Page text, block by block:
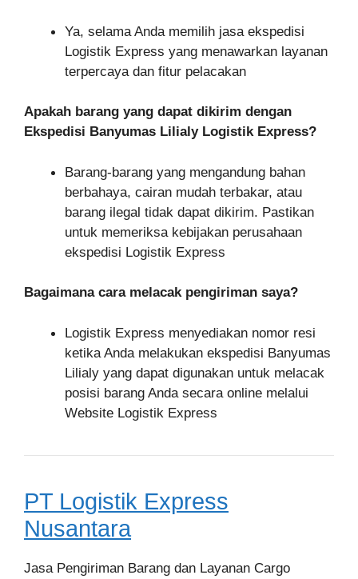
Ya, selama Anda memilih jasa ekspedisi
Logistik Express yang menawarkan layanan
terpercaya dan fitur pelacakan
Apakah barang yang dapat dikirim dengan
Ekspedisi Banyumas Lilialy Logistik Express?
Barang-barang yang mengandung bahan
berbahaya, cairan mudah terbakar, atau
barang ilegal tidak dapat dikirim. Pastikan
untuk memeriksa kebijakan perusahaan
ekspedisi Logistik Express
Bagaimana cara melacak pengiriman saya?
Logistik Express menyediakan nomor resi
ketika Anda melakukan ekspedisi Banyumas
Lilialy yang dapat digunakan untuk melacak
posisi barang Anda secara online melalui
Website Logistik Express
PT Logistik Express
Nusantara
Jasa Pengiriman Barang dan Layanan Cargo